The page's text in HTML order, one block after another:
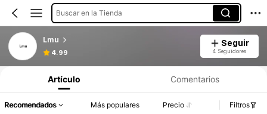
Buscar en la Tienda
Lmu
4.99
Seguir
4 Seguidores
Artículo Comentarios
Recomendados Más populares Precio Filtros